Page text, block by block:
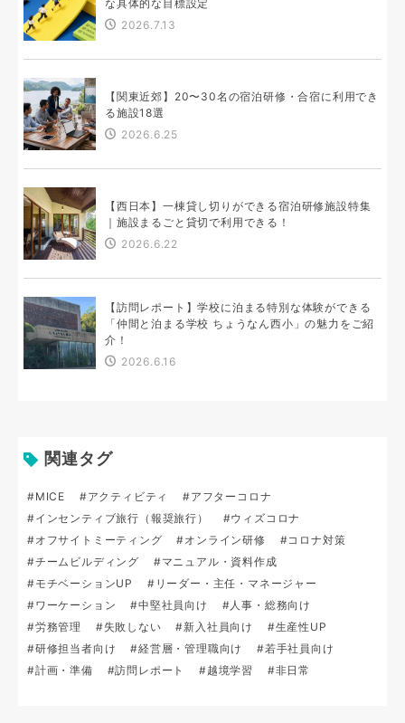
な具体的な目標設定
2026.7.13
【関東近郊】20〜30名の宿泊研修・合宿に利用でき
る施設18選
2026.6.25
【西日本】一棟貸し切りができる宿泊研修施設特集
｜施設まるごと貸切で利用できる！
2026.6.22
【訪問レポート】学校に泊まる特別な体験ができる
「仲間と泊まる学校 ちょうなん西小」の魅力をご紹
介！
2026.6.16
関連タグ
#MICE #アクティビティ
#アフターコロナ
#インセンティブ旅行（報奨旅行）
#ウィズコロナ
#オフサイトミーティング
#オンライン研修
#コロナ対策
#チームビルディング
#マニュアル・資料作成
#モチベーションUP
#リーダー・主任・マネージャー
#ワーケーション
#中堅社員向け
#人事・総務向け
#労務管理
#失敗しない #新入社員向け
#生産性UP
#研修担当者向け
#経営層・管理職向け
#若手社員向け
#計画・準備
#訪問レポート #越境学習 #非日常